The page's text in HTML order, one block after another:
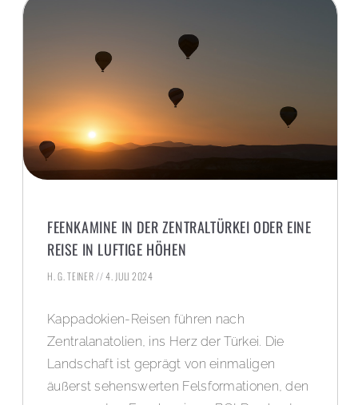
FEENKAMINE IN DER ZENTRALTÜRKEI ODER EINE
REISE IN LUFTIGE HÖHEN
H. G. TEINER 4. JULI 2024
Kappadokien-Reisen führen nach
Zentralanatolien, ins Herz der Türkei. Die
Landschaft ist geprägt von einmaligen
äußerst sehenswerten Felsformationen, den